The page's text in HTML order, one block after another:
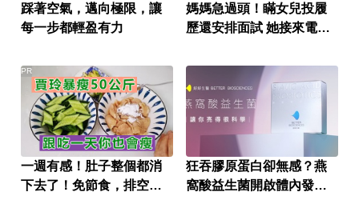
踩著空氣，邁向極限，讓
每一步都輕盈有力
媽媽急過頭！瞞女兒投履
歷還安排面試 她接來電超
一週有感！肚子整個都消
下去了！免節食，排空順
PR
狂吞膠原蛋白卻無感？燕
窩酸益生菌開啟體內發光